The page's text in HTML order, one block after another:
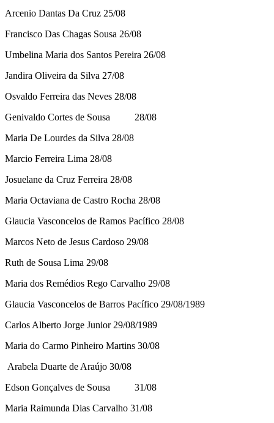
Arcenio Dantas Da Cruz 25/08
Francisco Das Chagas Sousa 26/08
Umbelina Maria dos Santos Pereira 26/08
Jandira Oliveira da Silva 27/08
Osvaldo Ferreira das Neves 28/08
Genivaldo Cortes de Sousa 28/08
Maria De Lourdes da Silva 28/08
Marcio Ferreira Lima 28/08
Josuelane da Cruz Ferreira 28/08
Maria Octaviana de Castro Rocha 28/08
Glaucia Vasconcelos de Ramos Pacífico 28/08
Marcos Neto de Jesus Cardoso 29/08
Ruth de Sousa Lima 29/08
Maria dos Remédios Rego Carvalho 29/08
Glaucia Vasconcelos de Barros Pacífico 29/08/1989
Carlos Alberto Jorge Junior 29/08/1989
Maria do Carmo Pinheiro Martins 30/08
Arabela Duarte de Araújo 30/08
Edson Gonçalves de Sousa 31/08
Maria Raimunda Dias Carvalho 31/08